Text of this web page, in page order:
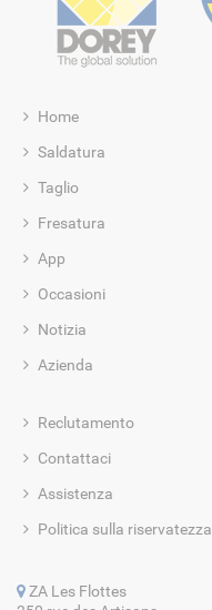
Home
Saldatura
Taglio
Fresatura
App
Occasioni
Notizia
Azienda
Reclutamento
Contattaci
Assistenza
Politica sulla riservatezza
ZA Les Flottes